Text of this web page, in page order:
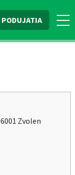
PODUJATIA
Zvolen